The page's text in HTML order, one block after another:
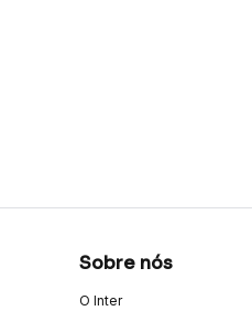
Sobre nós
O Inter